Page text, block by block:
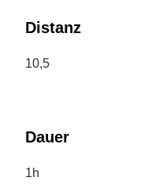
Distanz
10,5
Dauer
1h